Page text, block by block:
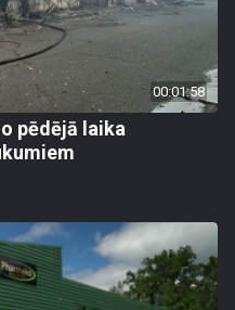
00:01:58
pēdējā laika